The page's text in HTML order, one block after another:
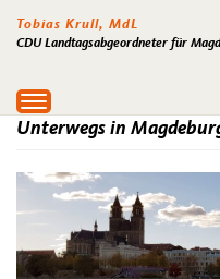
Tobias Krull, MdL
CDU Landtagsabgeordneter für
Toggle
navigation
Unterwegs in